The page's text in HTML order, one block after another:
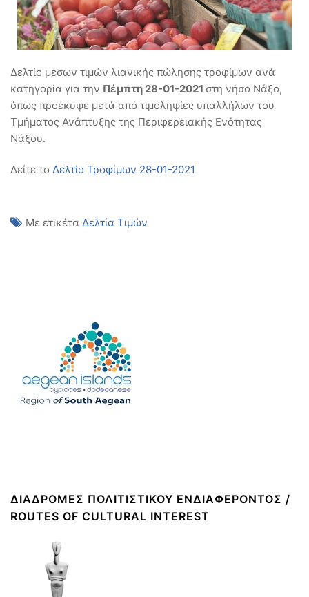
Δελτίο μέσων τιμών λιανικής πώλησης τροφίμων ανά
κατηγορία για την Πέμπτη 28-01-2021 στη νήσο Νάξο,
όπως προέκυψε μετά από τιμοληψίες υπαλλήλων του
Τμήματος Ανάπτυξης της Περιφερειακής Ενότητας
Νάξου.
Δείτε το Δελτίο Τροφίμων 28-01-2021
Με ετικέτα Δελτία Τιμών
ΔΙΑΔΡΟΜΈΣ ΠΟΛΙΤΙΣΤΙΚΟΎ ΕΝΔΙΑΦΈΡΟΝΤΟΣ /
ROUTES OF CULTURAL INTEREST